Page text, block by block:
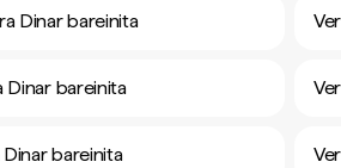
Dinar bareinita
Dinar bareinita
bareinita